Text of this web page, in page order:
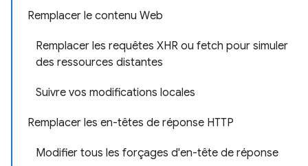
Remplacer le contenu Web
Remplacer les requêtes XHR ou fetch pour simuler
des ressources distantes
Suivre vos modifications locales
Remplacer les en-têtes de réponse HTTP
Modifier tous les forçages d'en-tête de réponse